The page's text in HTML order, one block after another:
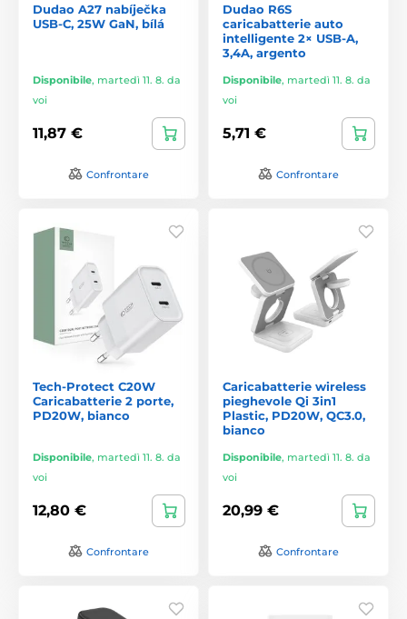
Dudao A27 nabíječka
USB-C, 25W GaN, bílá
Disponibile, martedì 11. 8. da
voi
11,87 €
Confrontare
Dudao R6S
caricabatterie auto
intelligente 2× USB-A,
3,4A, argento
Disponibile, martedì 11. 8. da
voi
5,71 €
Confrontare
Tech-Protect C20W
Caricabatterie 2 porte,
PD20W, bianco
Disponibile, martedì 11. 8. da
voi
12,80 €
Confrontare
Caricabatterie wireless
pieghevole Qi 3in1
Plastic, PD20W, QC3.0,
bianco
Disponibile, martedì 11. 8. da
voi
20,99 €
Confrontare